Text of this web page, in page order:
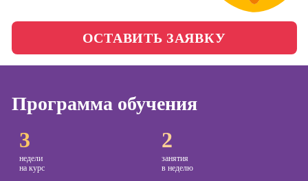
Фотошкола
Школа медиа
Онлайн-обучение
менеджер)
Профессия
ОСТАВИТЬ ЗАЯВКУ
Программа обучения
3
недели
на курс
2
занятия
в неделю